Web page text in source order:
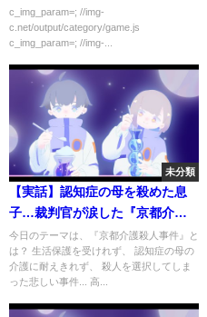
c_img_param=; //img-
c.net/output/category/game.js
c_img_param=; //img-...
未分類
【実話】認知症の母を殺めた息
子…裁判官が涙した『京都介護
殺人事件』【漫画】
今日のテーマは、『京都介護殺人事件』と
は？ 生活保護を受けれず、 認知症の母の
介護に耐えきれず、 殺人を選択してしま
った悲しい事件... 高...